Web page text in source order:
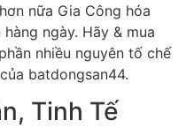
nữa Gia Công hóa
ngày. Hãy & mua
nhiều nguyên tố chế
batdongsan44.
Tinh Tế